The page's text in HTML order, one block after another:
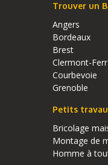
Trouver un
Angers
Bordeaux
Brest
Clermont-
Courbevoie
Grenoble
Petits
Bricolage
Montage de
Homme à